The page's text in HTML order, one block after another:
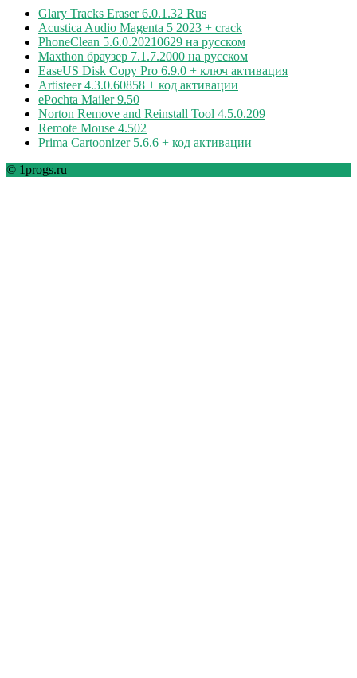
Glary Tracks Eraser 6.0.1.32 Rus
Acustica Audio Magenta 5 2023 + crack
PhoneClean 5.6.0.20210629 на русском
Maxthon браузер 7.1.7.2000 на русском
EaseUS Disk Copy Pro 6.9.0 + ключ активация
Artisteer 4.3.0.60858 + код активации
ePochta Mailer 9.50
Norton Remove and Reinstall Tool 4.5.0.209
Remote Mouse 4.502
Prima Cartoonizer 5.6.6 + код активации
© 1progs.ru